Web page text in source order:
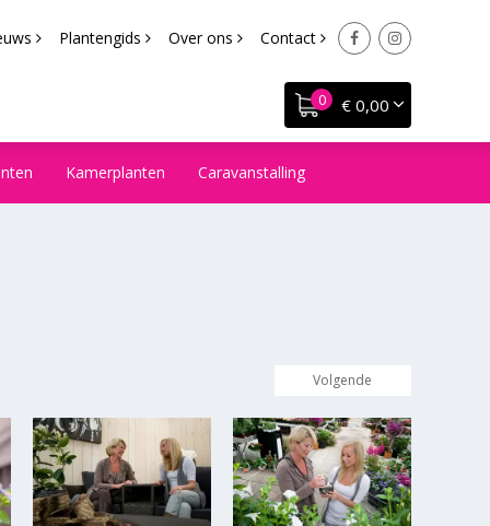
Plantengids Over ons Contact
€ 0,00
Kamerplanten Caravanstalling
Volgende